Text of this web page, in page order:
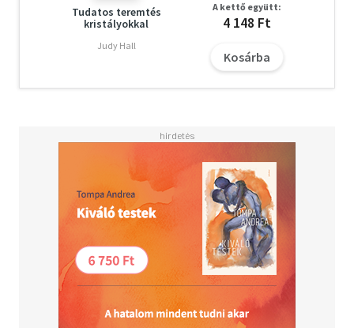
Tudatos teremtés
kristályokkal
Judy Hall
A kettő együtt:
4 148 Ft
Kosárba